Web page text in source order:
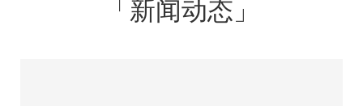
「新闻动态」